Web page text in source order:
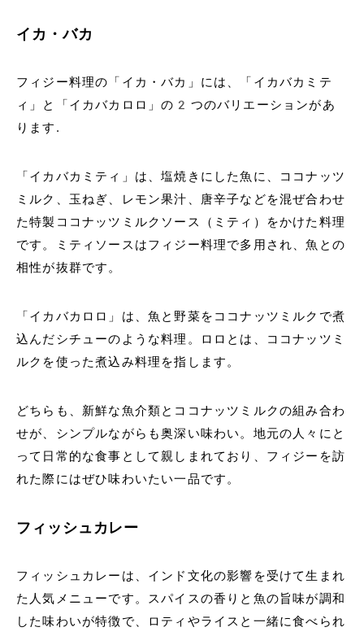
イカ・バカ
フィジー料理の「イカ・バカ」には、「イカバカミテ
ィ」と「イカバカロロ」の2つのバリエーションがあ
ります.
「イカバカミティ」は、塩焼きにした魚に、ココナッツ
ミルク、玉ねぎ、レモン果汁、唐辛子などを混ぜ合わせ
た特製ココナッツミルクソース（ミティ）をかけた料理
です。ミティソースはフィジー料理で多用され、魚との
相性が抜群です。
「イカバカロロ」は、魚と野菜をココナッツミルクで煮
込んだシチューのような料理。ロロとは、ココナッツミ
ルクを使った煮込み料理を指します。
どちらも、新鮮な魚介類とココナッツミルクの組み合わ
せが、シンプルながらも奥深い味わい。地元の人々にと
って日常的な食事として親しまれており、フィジーを訪
れた際にはぜひ味わいたい一品です。
フィッシュカレー
フィッシュカレーは、インド文化の影響を受けて生まれ
た人気メニューです。スパイスの香りと魚の旨味が調和
した味わいが特徴で、ロティやライスと一緒に食べられ